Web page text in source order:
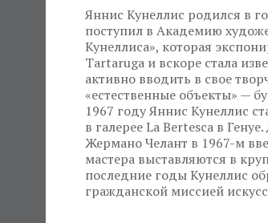
Яннис Кунеллис родился в
поступил в Академию
Кунеллиса», которая
Tartarugа и вскоре стала
активно вводить в свое
«естественные объекты» —
1967 году Яннис Кунеллис
в галерее La Bertesca в
Жермано Челант в 1967-м
мастера выставляются в
последние годы Кунеллис
гражданской миссией